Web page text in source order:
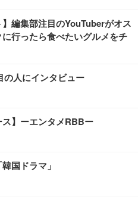
】編集部注目のYouTuberがオス
行ったら食べたいグルメをチ
の人にインタビュー
ス】ーエンタメRBBー
国ドラマ」